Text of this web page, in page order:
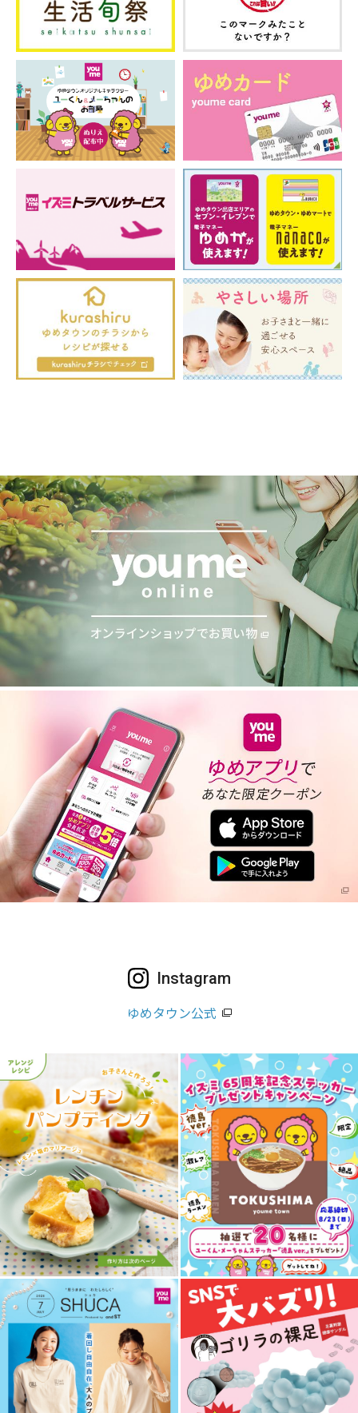
Instagram
ゆめタウン公式